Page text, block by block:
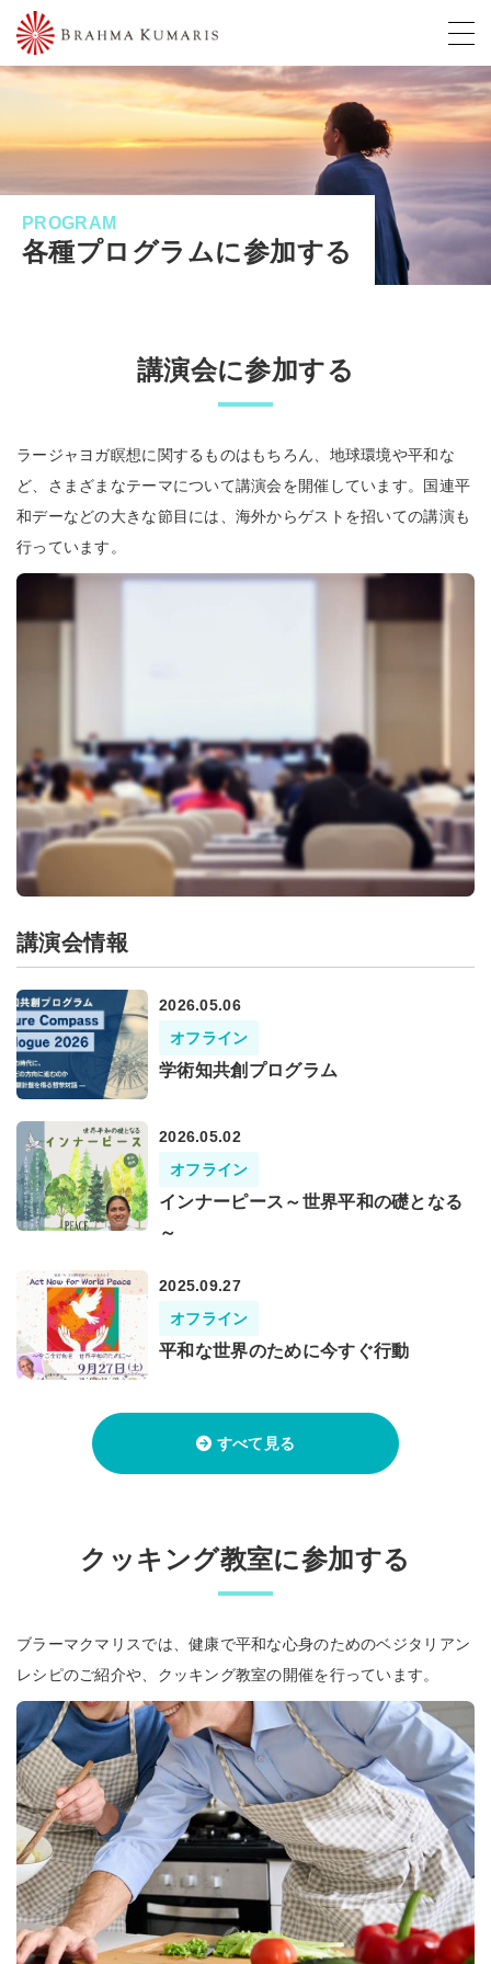
PROGRAM
各種プログラムに参加する
講演会に参加する
ラージャヨガ瞑想に関するものはもちろん、地球環境や平和な
ど、さまざまなテーマについて講演会を開催しています。国連平
和デーなどの大きな節目には、海外からゲストを招いての講演も
行っています。
講演会情報
2026.05.06
オフライン
学術知共創プログラム
2026.05.02
オフライン
インナーピース～世界平和の礎となる
～
2025.09.27
オフライン
平和な世界のために今すぐ行動
すべて見る
クッキング教室に参加する
ブラーマクマリスでは、健康で平和な心身のためのベジタリアン
レシピのご紹介や、クッキング教室の開催を行っています。